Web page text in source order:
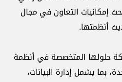
إمكانيات التعاون في مجال
أنظمتها.
حلولها المتخصصة في أنظمة
بما يشمل إدارة البيانات،